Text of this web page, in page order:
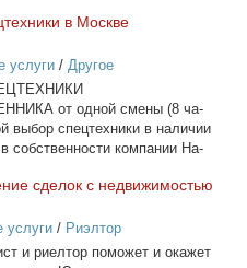
в Москве
услуги/ Другое
от од­ной сме­ны (8 ча­
вы­бор спец­тех­ни­ки в на­ли­чии
соб­ствен­но­сти ком­па­нии На­
сде­лок с недви­жи­мо­стью
услуги/ Риэлтор
и ри­ел­тор по­мо­жет и ока­жет